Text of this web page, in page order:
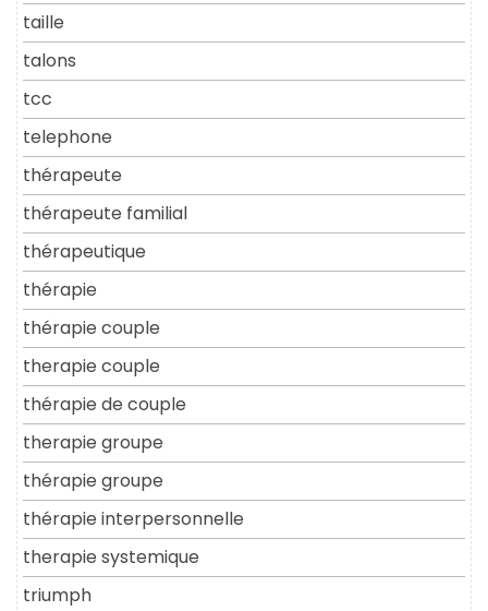
taille
talons
tcc
telephone
thérapeute
thérapeute familial
thérapeutique
thérapie
thérapie couple
therapie couple
thérapie de couple
therapie groupe
thérapie groupe
thérapie interpersonnelle
therapie systemique
triumph